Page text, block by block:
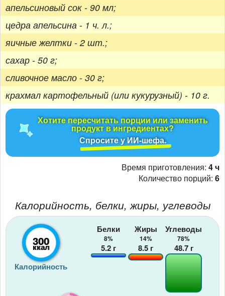
апельсиновый сок - 90 мл;
цедра апельсина - 1 ч. л.;
яичные желтки - 2 шт.;
сахар - 50 г;
сливочное масло - 30 г;
крахмал картофельный (или кукурузный) - 10 г.
Хотите пересчитать порции или заменить
продукт в ингредиентах?
Спросите у ИИ-шефа.
Время приготовления: 4 ч
Количество порций: 6
Калорийность, белки, жиры, углеводы
300
ккал
Калорийность
Белки
8%
5.2 г
Жиры
14%
8.5 г
Углеводы
78%
48.7г